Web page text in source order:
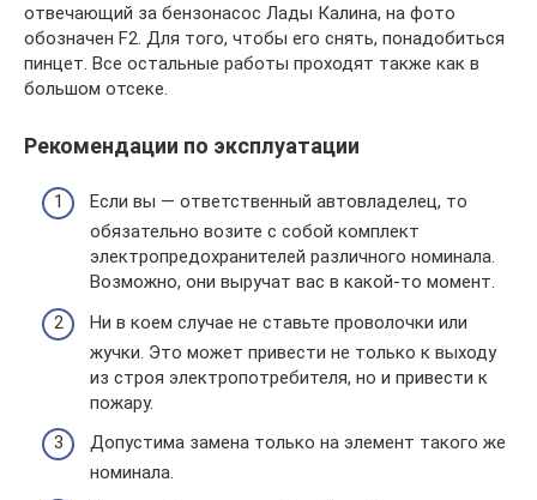
отвечающий за бензонасос Лады Калина, на фото
обозначен F2. Для того, чтобы его снять, понадобиться
пинцет. Все остальные работы проходят также как в
большом отсеке.
Рекомендации по эксплуатации
Если вы — ответственный автовладелец, то
обязательно возите с собой комплект
электропредохранителей различного номинала.
Возможно, они выручат вас в какой-то момент.
Ни в коем случае не ставьте проволочки или
жучки. Это может привести не только к выходу
из строя электропотребителя, но и привести к
пожару.
Допустима замена только на элемент такого же
номинала.